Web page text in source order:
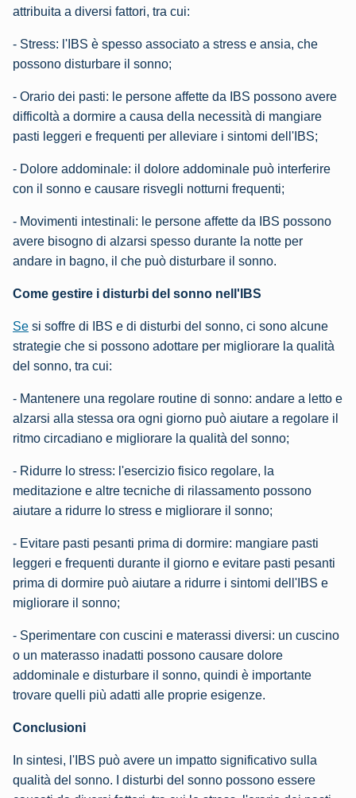
attribuita a diversi fattori, tra cui:
- Stress: l'IBS è spesso associato a stress e ansia, che
possono disturbare il sonno;
- Orario dei pasti: le persone affette da IBS possono avere
difficoltà a dormire a causa della necessità di mangiare
pasti leggeri e frequenti per alleviare i sintomi dell'IBS;
- Dolore addominale: il dolore addominale può interferire
con il sonno e causare risvegli notturni frequenti;
- Movimenti intestinali: le persone affette da IBS possono
avere bisogno di alzarsi spesso durante la notte per
andare in bagno, il che può disturbare il sonno.
Come gestire i disturbi del sonno nell'IBS
Se si soffre di IBS e di disturbi del sonno, ci sono alcune
strategie che si possono adottare per migliorare la qualità
del sonno, tra cui:
- Mantenere una regolare routine di sonno: andare a letto e
alzarsi alla stessa ora ogni giorno può aiutare a regolare il
ritmo circadiano e migliorare la qualità del sonno;
- Ridurre lo stress: l'esercizio fisico regolare, la
meditazione e altre tecniche di rilassamento possono
aiutare a ridurre lo stress e migliorare il sonno;
- Evitare pasti pesanti prima di dormire: mangiare pasti
leggeri e frequenti durante il giorno e evitare pasti pesanti
prima di dormire può aiutare a ridurre i sintomi dell'IBS e
migliorare il sonno;
- Sperimentare con cuscini e materassi diversi: un cuscino
o un materasso inadatti possono causare dolore
addominale e disturbare il sonno, quindi è importante
trovare quelli più adatti alle proprie esigenze.
Conclusioni
In sintesi, l'IBS può avere un impatto significativo sulla
qualità del sonno. I disturbi del sonno possono essere